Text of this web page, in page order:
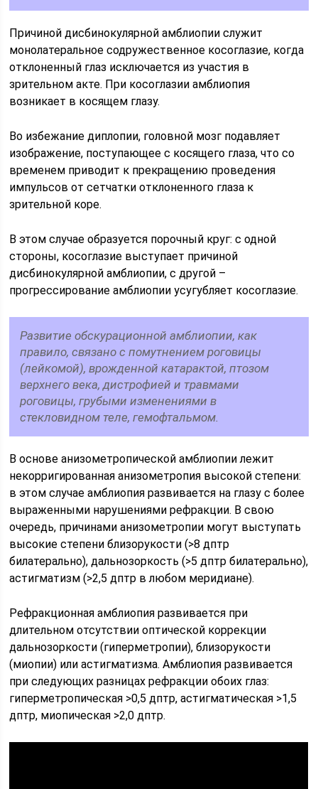
Причиной дисбинокулярной амблиопии служит
монолатеральное содружественное косоглазие, когда
отклоненный глаз исключается из участия в
зрительном акте. При косоглазии амблиопия
возникает в косящем глазу.
Во избежание диплопии, головной мозг подавляет
изображение, поступающее с косящего глаза, что со
временем приводит к прекращению проведения
импульсов от сетчатки отклоненного глаза к
зрительной коре.
В этом случае образуется порочный круг: с одной
стороны, косоглазие выступает причиной
дисбинокулярной амблиопии, с другой –
прогрессирование амблиопии усугубляет косоглазие.
Развитие обскурационной амблиопии, как
правило, связано с помутнением роговицы
(лейкомой), врожденной катарактой, птозом
верхнего века, дистрофией и травмами
роговицы, грубыми изменениями в
стекловидном теле, гемофтальмом.
В основе анизометропической амблиопии лежит
некорригированная анизометропия высокой степени:
в этом случае амблиопия развивается на глазу с более
выраженными нарушениями рефракции. В свою
очередь, причинами анизометропии могут выступать
высокие степени близорукости (>8 дптр
билатерально), дальнозоркость (>5 дптр билатерально),
астигматизм (>2,5 дптр в любом меридиане).
Рефракционная амблиопия развивается при
длительном отсутствии оптической коррекции
дальнозоркости (гиперметропии), близорукости
(миопии) или астигматизма. Амблиопия развивается
при следующих разницах рефракции обоих глаз:
гиперметропическая >0,5 дптр, астигматическая >1,5
дптр, миопическая >2,0 дптр.